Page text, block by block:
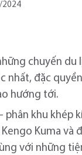
2024
chuyến du
đặc
hướng tới.
phân khu
Kuma và
với những